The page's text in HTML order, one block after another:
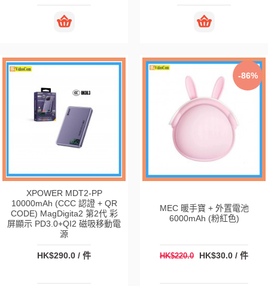
XPOWER MDT2-PP
10000mAh (CCC 認證 + QR
CODE) MagDigita2 第2代 彩
屏顯示 PD3.0+QI2 磁吸移動電
源
HK$290.0 / 件
-86%
MEC 暖手寶 + 外置電池
6000mAh (粉紅色)
HK$220.0 HK$30.0 / 件